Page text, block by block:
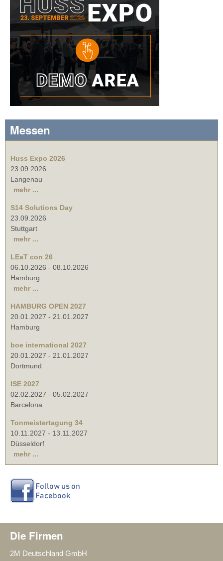
Messen
Huss Expo 2026
23.09.2026
Langenau
mehr ...
S14 Solutions Day
23.09.2026
Stuttgart
mehr ...
LEaT con 26
06.10.2026 - 08.10.2026
Hamburg
mehr ...
HAMBURG OPEN 2027
20.01.2027 - 21.01.2027
Hamburg
boe international 2027
20.01.2027 - 21.01.2027
Dortmund
ISE 2027
02.02.2027 - 05.02.2027
Barcelona
Tonmeistertagung 34
10.11.2027 - 13.11.2027
Düsseldorf
mehr ...
Die Firmen
2M Deutschland GmbH